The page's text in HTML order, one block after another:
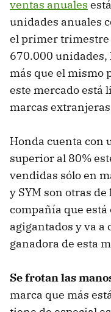
ventas anuales
unidades anuales
el primer trimestre
670.000 unidades,
más que el mismo
este mercado está
marcas
Honda cuenta con
superior al 80%
vendidas sólo en
y SYM son otras
compañía que está
agigantados y va
ganadora de esta
Se frotan las
marca que más